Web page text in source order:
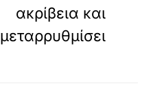
ακρίβεια και
μεταρρυθμίσει